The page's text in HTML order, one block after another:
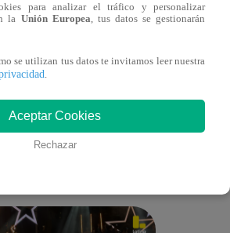
te puede
para analizar el tráfico y personalizar
la Unión Europea , tus datos se gestionarán
se utilizan tus datos te invitamos leer nuestra
Aceptar Cookies
Rechazar